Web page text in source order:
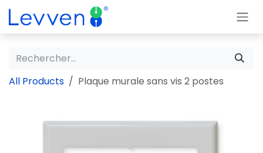
Se rendre au contenu
All Products Plaque murale sans vis 2 postes